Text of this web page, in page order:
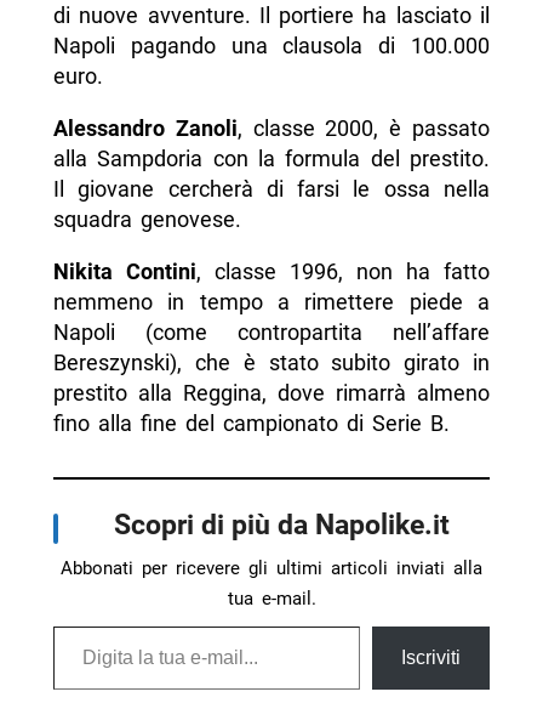
di nuove avventure. Il portiere ha lasciato il
Napoli pagando una clausola di 100.000
euro.
Alessandro Zanoli, classe 2000, è passato
alla Sampdoria con la formula del prestito.
Il giovane cercherà di farsi le ossa nella
squadra genovese.
Nikita Contini, classe 1996, non ha fatto
nemmeno in tempo a rimettere piede a
Napoli (come contropartita nell’affare
Bereszynski), che è stato subito girato in
prestito alla Reggina, dove rimarrà almeno
fino alla fine del campionato di Serie B.
Scopri di più da Napolike.it
Abbonati per ricevere gli ultimi articoli inviati alla
tua e-mail.
Digita la tua e-mail...
Iscriviti